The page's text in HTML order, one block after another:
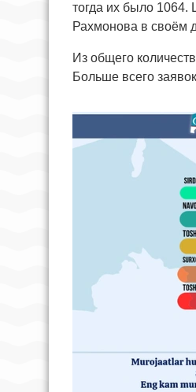
тогда их было
Рахмонова в своём
Из общего
Больше всего